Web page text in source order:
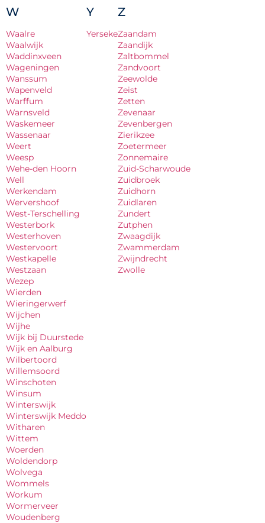
W
Waalre
Waalwijk
Waddinxveen
Wageningen
Wanssum
Wapenveld
Warffum
Warnsveld
Waskemeer
Wassenaar
Weert
Weesp
Wehe-den Hoorn
Well
Werkendam
Wervershoof
West-Terschelling
Westerbork
Westerhoven
Westervoort
Westkapelle
Westzaan
Wezep
Wierden
Wieringerwerf
Wijchen
Wijhe
Wijk bij Duurstede
Wijk en Aalburg
Wilbertoord
Willemsoord
Winschoten
Winsum
Winterswijk
Winterswijk Meddo
Witharen
Wittem
Woerden
Woldendorp
Wolvega
Wommels
Workum
Wormerveer
Woudenberg
Y
Yerseke
Z
Zaandam
Zaandijk
Zaltbommel
Zandvoort
Zeewolde
Zeist
Zetten
Zevenaar
Zevenbergen
Zierikzee
Zoetermeer
Zonnemaire
Zuid-Scharwoude
Zuidbroek
Zuidhorn
Zuidlaren
Zundert
Zutphen
Zwaagdijk
Zwammerdam
Zwijndrecht
Zwolle